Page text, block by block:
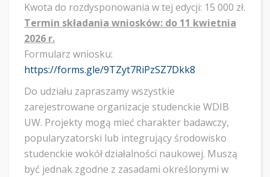
Kwota do rozdysponowania w tej edycji: 15 000 zł.
Termin składania wniosków: do 11 kwietnia
2026 r.
Formularz wniosku:
https://forms.gle/9TZyt7RiPzSZ7Dkk8
Do udziału zapraszamy wszystkie
zarejestrowane organizacje studenckie WDIB
UW. Projekty mogą mieć charakter badawczy,
popularyzatorski lub integrujący środowisko
studenckie wokół działalności naukowej. Muszą
być jednak zgodne z zasadami określonymi w